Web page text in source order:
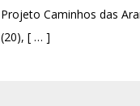
Projeto Caminhos das
(20), [ … ]